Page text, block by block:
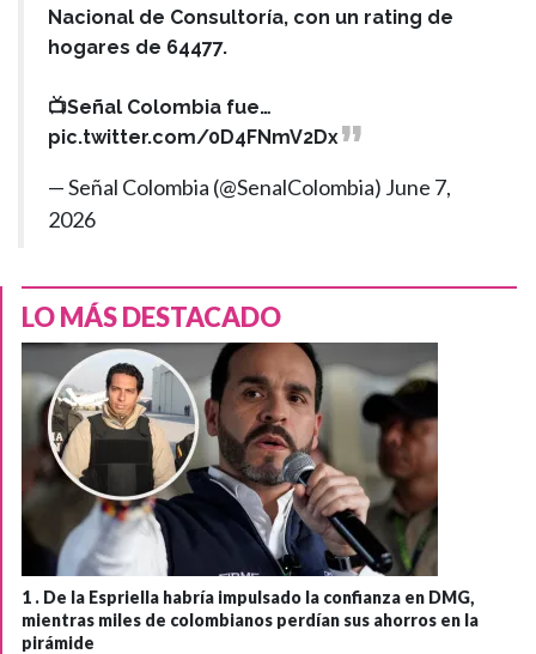
Nacional de Consultoría, con un rating de
hogares de 64477.
📺Señal Colombia fue…
pic.twitter.com/0D4FNmV2Dx
— Señal Colombia (@SenalColombia) June 7,
2026
LO MÁS DESTACADO
1 . De la Espriella habría impulsado la confianza en DMG,
mientras miles de colombianos perdían sus ahorros en la
pirámide